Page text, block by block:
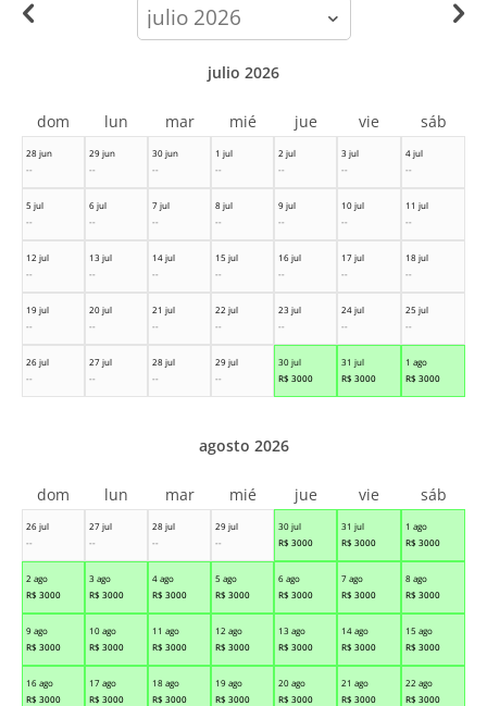
calendar-
month
28 jun
--
29 jun
--
30 jun
--
1 jul
--
2 jul
--
3 jul
--
4 jul
--
5 jul
--
6 jul
--
7 jul
--
8 jul
--
9 jul
--
10 jul
--
11 jul
--
12 jul
--
13 jul
--
14 jul
--
15 jul
--
16 jul
--
17 jul
--
18 jul
--
19 jul
--
20 jul
--
21 jul
--
22 jul
--
23 jul
--
24 jul
--
25 jul
--
26 jul
--
27 jul
--
28 jul
--
29 jul
--
30 jul
R$ 3000
31 jul
R$ 3000
1 ago
R$ 3000
julio 2026
dom lun mar mié jue vie sáb
26 jul
--
27 jul
--
28 jul
--
29 jul
--
30 jul
R$ 3000
31 jul
R$ 3000
1 ago
R$ 3000
2 ago
R$ 3000
3 ago
R$ 3000
4 ago
R$ 3000
5 ago
R$ 3000
6 ago
R$ 3000
7 ago
R$ 3000
8 ago
R$ 3000
9 ago
R$ 3000
10 ago
R$ 3000
11 ago
R$ 3000
12 ago
R$ 3000
13 ago
R$ 3000
14 ago
R$ 3000
15 ago
R$ 3000
16 ago
R$ 3000
17 ago
R$ 3000
18 ago
R$ 3000
19 ago
R$ 3000
20 ago
R$ 3000
21 ago
R$ 3000
22 ago
R$ 3000
agosto 2026
dom lun mar mié jue vie sáb